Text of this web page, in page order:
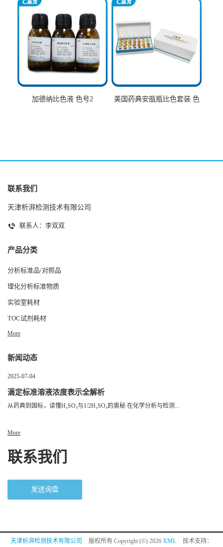
加德纳比色液 色号2
美国药典安瓿瓶比色套装 色
联系我们
天津析湃检测技术有限公司
联系人：李双双
产品分类
分析标准品/对照品
理化分析标准物质
实验室耗材
TOC试剂耗材
More
新闻动态
2025-07-04
滴定标准溶液浓度表示全解析
从药典到国标，读懂H₂SO₄与1/2H₂SO₄的奥秘 在化学分析与检测...
More
联系我们
发送询盘
天津析湃检测技术有限公司 版权所有 Copyright (©) 2026 XML 技术支持：